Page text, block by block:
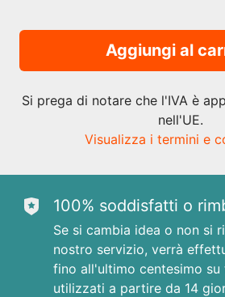
Aggiungi al
Si prega di notare che l'IVA è
nell'UE.
Visualizza i termini e
100% soddisfatti o
Se si cambia idea o non si
nostro servizio, verrà
fino all'ultimo centesimo
utilizzati a partire da 14